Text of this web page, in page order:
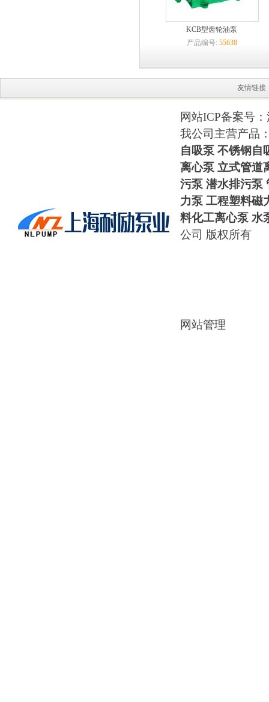
KCB型齿轮油泵
产品编号: 55638
友情链
网站ICP备案号：
我公司主营产品
自吸泵 不锈钢自
离心泵 立式管道
污泵 潜水排污泵
力泵 工程塑料磁
料化工离心泵 水
公司 版权所有
网站管理